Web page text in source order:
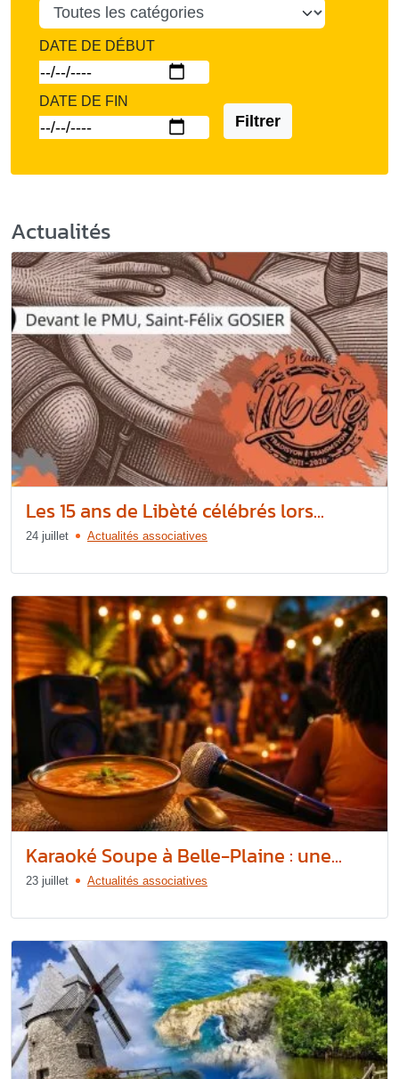
DATE DE DÉBUT
DATE DE FIN
Filtrer
Actualités
Les 15 ans de Libèté célébrés lors...
24 juillet Actualités associatives
Karaoké Soupe à Belle-Plaine : une...
23 juillet Actualités associatives